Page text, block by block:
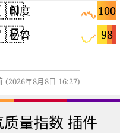
100
印度
98
秘魯
(2026年8月8日 16:27)
量指数 插件